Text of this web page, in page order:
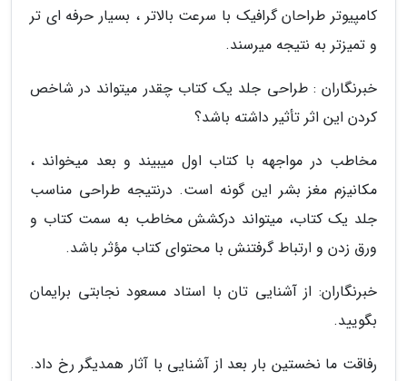
کامپیوتر طراحان گرافیک با سرعت بالاتر ، بسیار حرفه ای تر
و تمیزتر به نتیجه می­رسند.
خبرنگاران : طراحی جلد یک کتاب چقدر می­تواند در شاخص
کردن این اثر تأثیر داشته باشد؟
مخاطب در مواجهه با کتاب اول می­بیند و بعد می­خواند ،
مکانیزم مغز بشر این گونه است. درنتیجه طراحی مناسب
جلد یک کتاب، می­تواند درکشش مخاطب به سمت کتاب و
ورق زدن و ارتباط گرفتنش با محتوای کتاب مؤثر باشد.
خبرنگاران: از آشنایی تان با استاد مسعود نجابتی برایمان
بگویید.
رفاقت ما نخستین بار بعد از آشنایی با آثار همدیگر رخ داد.